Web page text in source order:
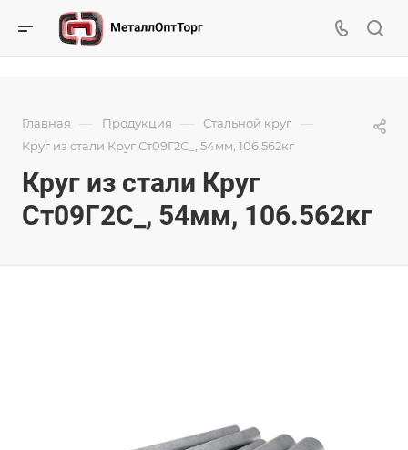
Главная — Продукция — Стальной круг —
Круг из стали Круг Ст09Г2С_, 54мм, 106.562кг
Круг из стали Круг
Ст09Г2С_, 54мм, 106.562кг